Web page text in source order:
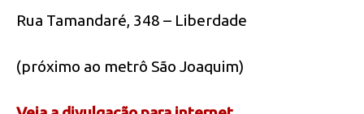
Rua Tamandaré, 348 – Liberdade
(próximo ao metrô São Joaquim)